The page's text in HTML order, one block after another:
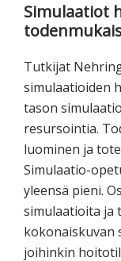
Simulaatiot
Tutkijat
simulaatioiden
tason
resursointia.
luominen ja
Simulaatio-
yleensä pieni.
simulaatioita ja
kokonaiskuvan
joihinkin